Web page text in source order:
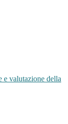
e valutazione della